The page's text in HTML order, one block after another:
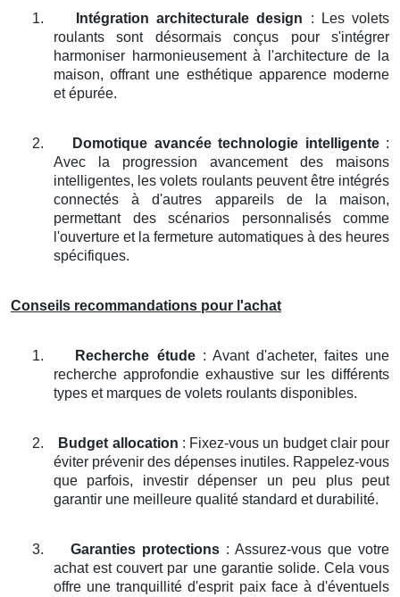
1. Intégration architecturale design : Les volets
roulants sont désormais conçus pour s'intégrer
harmoniser harmonieusement à l'architecture de la
maison, offrant une esthétique apparence moderne
et épurée.
2. Domotique avancée technologie intelligente:
Avec la progression avancement des maisons
intelligentes, les volets roulants peuvent être intégrés
connectés à d'autres appareils de la maison,
permettant des scénarios personnalisés comme
l'ouverture et la fermeture automatiques à des heures
spécifiques.
Conseils recommandations pour l'achat
1. Recherche étude: Avant d'acheter, faites une
recherche approfondie exhaustive sur les différents
types et marques de volets roulants disponibles.
2. Budget allocation : Fixez-vous un budget clair pour
éviter prévenir des dépenses inutiles. Rappelez-vous
que parfois, investir dépenser un peu plus peut
garantir une meilleure qualité standard et durabilité.
3. Garanties protections : Assurez-vous que votre
achat est couvert par une garantie solide. Cela vous
offre une tranquillité d'esprit paix face à d'éventuels